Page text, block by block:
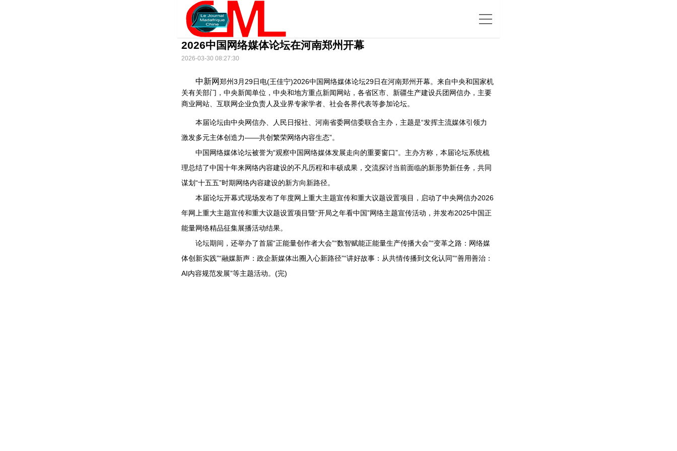
2026中国网络媒体论坛在河南郑州开幕
2026-03-30 08:27:30
中新网郑州3月29日电(王佳宁)2026中国网络媒体论坛29日在河南郑州开幕。来自中央和国家机
关有关部门，中央新闻单位，中央和地方重点新闻网站，各省区市、新疆生产建设兵团网信办，主要
商业网站、互联网企业负责人及业界专家学者、社会各界代表等参加论坛。
本届论坛由中央网信办、人民日报社、河南省委网信委联合主办，主题是“发挥主流媒体引领力
激发多元主体创造力——共创繁荣网络内容生态”。
中国网络媒体论坛被誉为“观察中国网络媒体发展走向的重要窗口”。主办方称，本届论坛系统梳
理总结了中国十年来网络内容建设的不凡历程和丰硕成果，交流探讨当前面临的新形势新任务，共同
谋划“十五五”时期网络内容建设的新方向新路径。
本届论坛开幕式现场发布了年度网上重大主题宣传和重大议题设置项目，启动了中央网信办2026
年网上重大主题宣传和重大议题设置项目暨“开局之年看中国”网络主题宣传活动，并发布2025中国正
能量网络精品征集展播活动结果。
论坛期间，还举办了首届“正能量创作者大会”“数智赋能正能量生产传播大会”“变革之路：网络媒
体创新实践”“融媒新声：政企新媒体出圈入心新路径”“讲好故事：从共情传播到文化认同”“善用善治：
AI内容规范发展”等主题活动。(完)